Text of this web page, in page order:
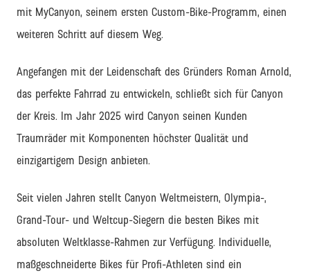
mit MyCanyon, seinem ersten Custom-Bike-Programm, einen
weiteren Schritt auf diesem Weg.
Angefangen mit der Leidenschaft des Gründers Roman Arnold,
das perfekte Fahrrad zu entwickeln, schließt sich für Canyon
der Kreis. Im Jahr 2025 wird Canyon seinen Kunden
Traumräder mit Komponenten höchster Qualität und
einzigartigem Design anbieten.
Seit vielen Jahren stellt Canyon Weltmeistern, Olympia-,
Grand-Tour- und Weltcup-Siegern die besten Bikes mit
absoluten Weltklasse-Rahmen zur Verfügung. Individuelle,
maßgeschneiderte Bikes für Profi-Athleten sind ein